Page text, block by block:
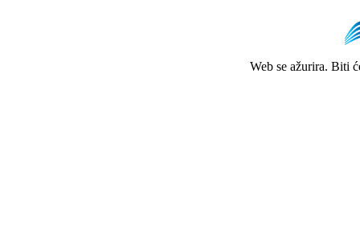
Web se ažurira. Biti